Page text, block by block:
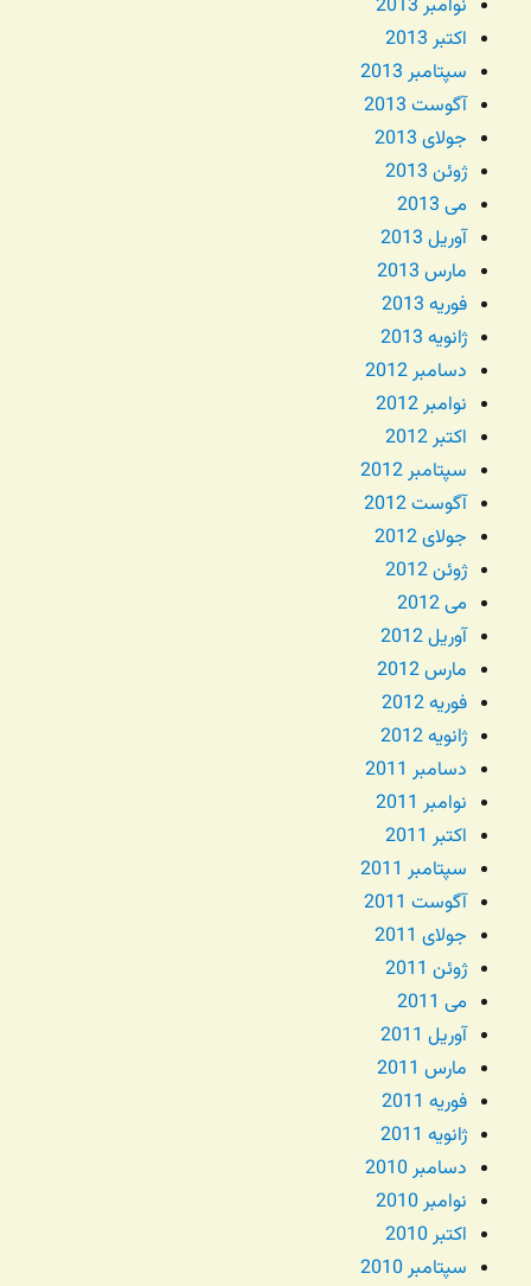
نوامبر 2013
اکتبر 2013
سپتامبر 2013
آگوست 2013
جولای 2013
ژوئن 2013
می 2013
آوریل 2013
مارس 2013
فوریه 2013
ژانویه 2013
دسامبر 2012
نوامبر 2012
اکتبر 2012
سپتامبر 2012
آگوست 2012
جولای 2012
ژوئن 2012
می 2012
آوریل 2012
مارس 2012
فوریه 2012
ژانویه 2012
دسامبر 2011
نوامبر 2011
اکتبر 2011
سپتامبر 2011
آگوست 2011
جولای 2011
ژوئن 2011
می 2011
آوریل 2011
مارس 2011
فوریه 2011
ژانویه 2011
دسامبر 2010
نوامبر 2010
اکتبر 2010
سپتامبر 2010